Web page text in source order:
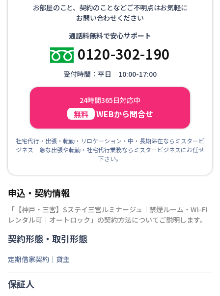
お部屋のこと、契約のことなどご不明点はお気軽に
お問い合わせください
通話料無料で安心サポート
0120-302-190
受付時間：平日 10:00-17:00
24時間365日対応中
無料 WEBから問合せ
社宅代行・出張・転勤・リロケーション・中・長期滞在ならミスタービ
ジネス 急な出張や転勤・社宅代行業務ならミスタービジネスにお任せ
下さい。
申込・契約情報
「 【神戸・三宮】Sステイ三宮ルミナージュ｜禁煙ルーム・Wi-Fi
レンタル可｜オートロック 」の契約方法についてご説明します。
契約形態・取引形態
定期借家契約｜貸主
保証人